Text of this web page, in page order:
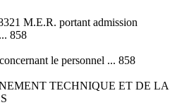
M.E.R. portant admission
858
le personnel ... 858
TECHNIQUE ET DE LA